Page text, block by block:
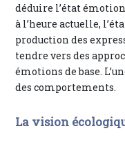
déduire l’état
à l’heure actuelle,
production des
tendre vers des
émotions de base.
des comportements.
La vision